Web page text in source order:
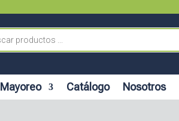
Mayoreo Catálogo Nosotros